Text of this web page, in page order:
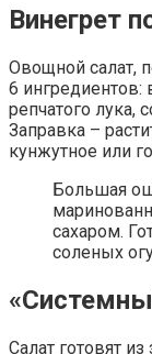
Винегрет
Овощной салат,
6
репчатого лука,
Заправка –
кунжутное или
Большая
сахаром.
соленых
Салат готовят